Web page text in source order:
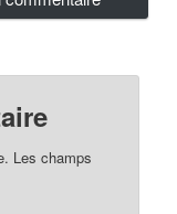
Les champs